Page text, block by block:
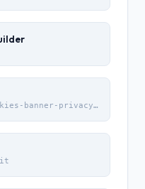
banner-privacy-suite